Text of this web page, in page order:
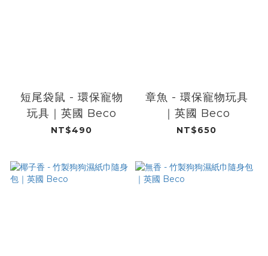
短尾袋鼠 - 環保寵物
玩具｜英國 Beco
NT$490
章魚 - 環保寵物玩具
｜英國 Beco
NT$650